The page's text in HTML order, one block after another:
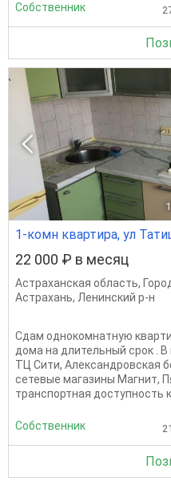
Собственник
1
1-комн квартира, ул
22 000 ₽ в месяц
Астраханская область,
Астрахань, Ленинский р-н
Сдaм однoкoмнатную
домa на длительный cpок .
ТЦ Сити, Aлeкcaндрoвcкaя
сетевые магазины Магнит,
транспортная доступность
Собственник